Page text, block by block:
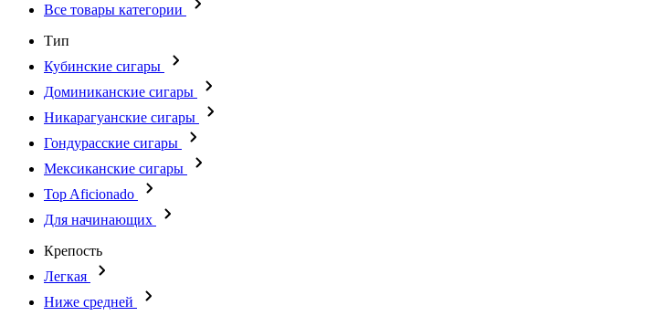
Все товары категории
Тип
Кубинские сигары
Доминиканские сигары
Никарагуанские сигары
Гондурасские сигары
Мексиканские сигары
Top Aficionado
Для начинающих
Крепость
Легкая
Ниже средней